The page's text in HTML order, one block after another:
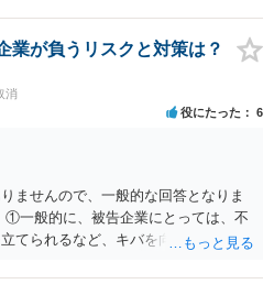
業が負うリスクと対策は？
消
役にたった 6
ませんので、一般的な回答となりま
①一般的に、被告企業にとっては、不
てられるなど、キバを向けられるの
ておりますので、労働法規上の正当